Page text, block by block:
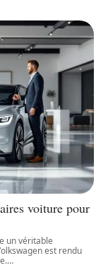
voiture pour
un véritable
est rendu
…